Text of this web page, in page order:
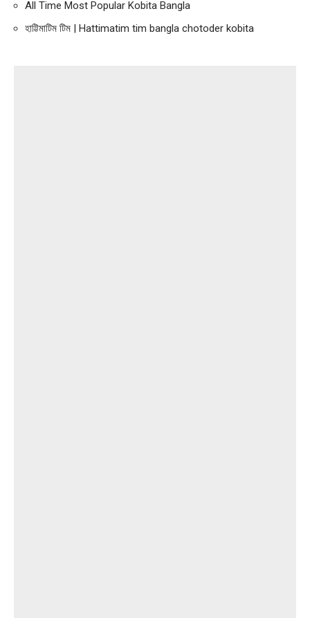
All Time Most Popular Kobita Bangla
হাট্টিমাটিম টিম | Hattimatim tim bangla chotoder kobita